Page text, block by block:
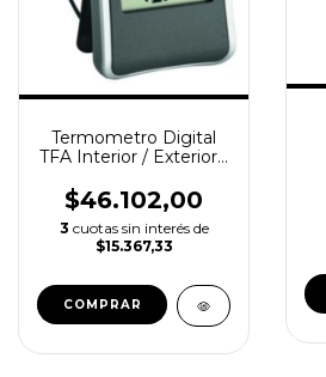
Termometro Digital
TFA Interior / Exterior -
Sensor
$46.102,00
3 cuotas sin interés de
$15.367,33